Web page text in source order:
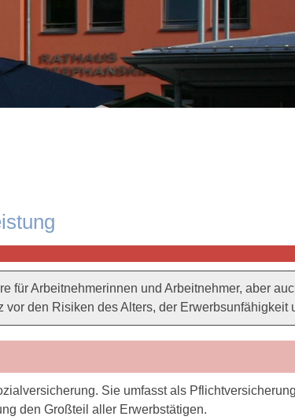
für Arbeitnehmerinnen und Arbeitnehmer, aber
den Risiken des Alters, der Erwerbsunfähigkeit
Sie umfasst als
den Großteil aller Erwerbstätigen.